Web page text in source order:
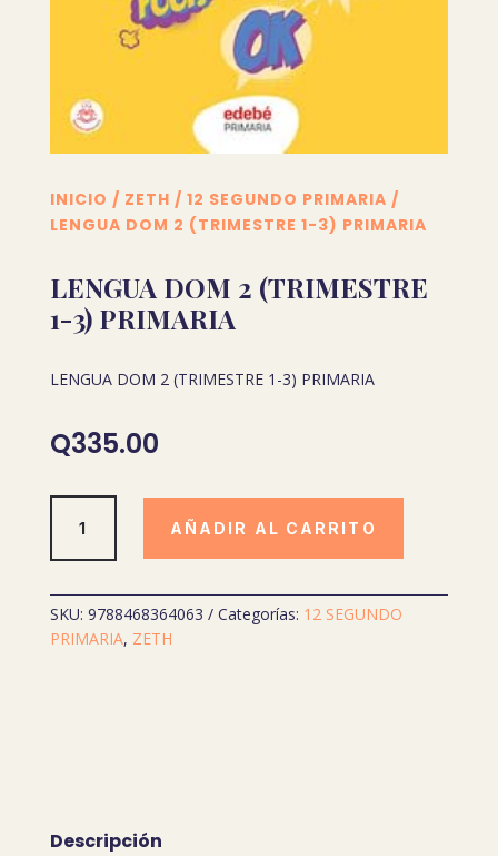
INICIO / ZETH / 12 SEGUNDO PRIMARIA /
LENGUA DOM 2 (TRIMESTRE 1-3) PRIMARIA
LENGUA DOM 2 (TRIMESTRE
1-3) PRIMARIA
LENGUA DOM 2 (TRIMESTRE 1-3) PRIMARIA
Q335.00
DOM
2
1-
3)
AÑADIR AL CARRITO
SKU: 9788468364063 Categorías: 12 SEGUNDO
PRIMARIA, ZETH
Descripción